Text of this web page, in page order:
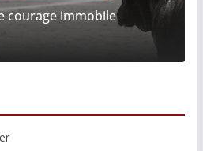
courage immobile